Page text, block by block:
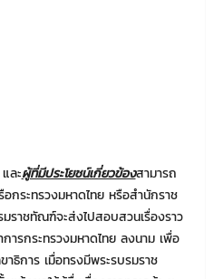
ละผู้ที่มีประโยชน์เกี่ยวข้องสามารถ
กระทรวงมหาดไทย หรือสำนักราช
ราชทัณฑ์จะส่งไปสอบสวนเรื่องราว
รกระทรวงมหาดไทย ลงนาม เพื่อ
ธิการ เมื่อทรงมีพระรบรมราช